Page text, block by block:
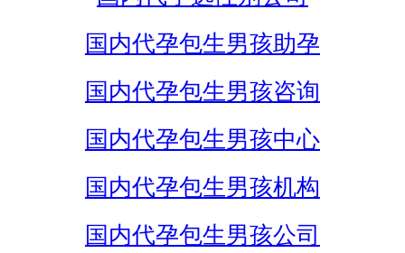
国内代孕包生男孩助孕
国内代孕包生男孩咨询
国内代孕包生男孩中心
国内代孕包生男孩机构
国内代孕包生男孩公司